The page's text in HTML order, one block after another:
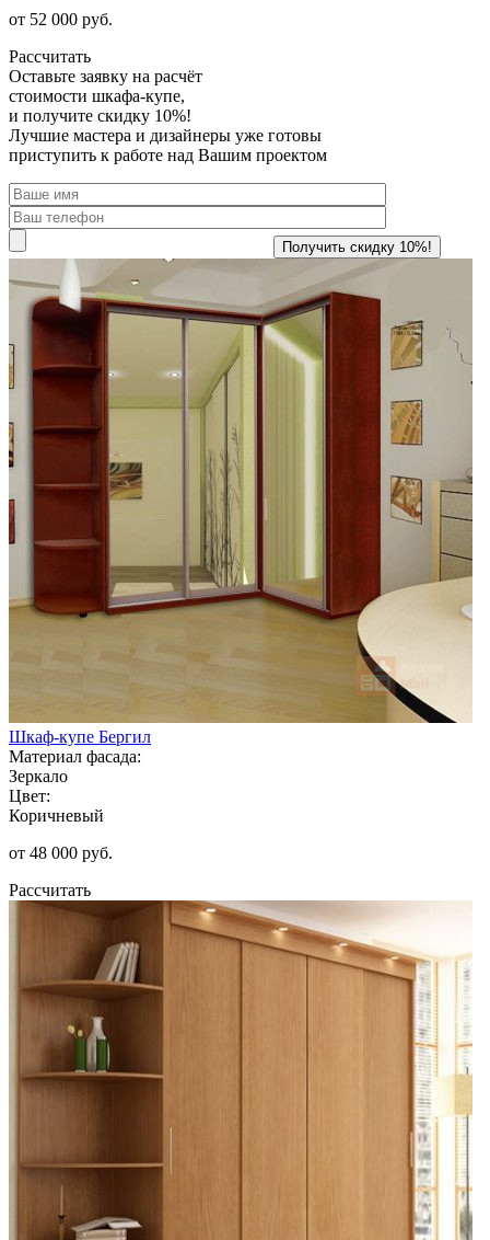
от 52 000 руб.
Рассчитать
Оставьте заявку на расчёт
стоимости шкафа-купе,
и получите скидку 10%!
Лучшие мастера и дизайнеры уже готовы
приступить к работе над Вашим проектом
Шкаф-купе Бергил
Материал фасада:
Зеркало
Цвет:
Коричневый
от 48 000 руб.
Рассчитать